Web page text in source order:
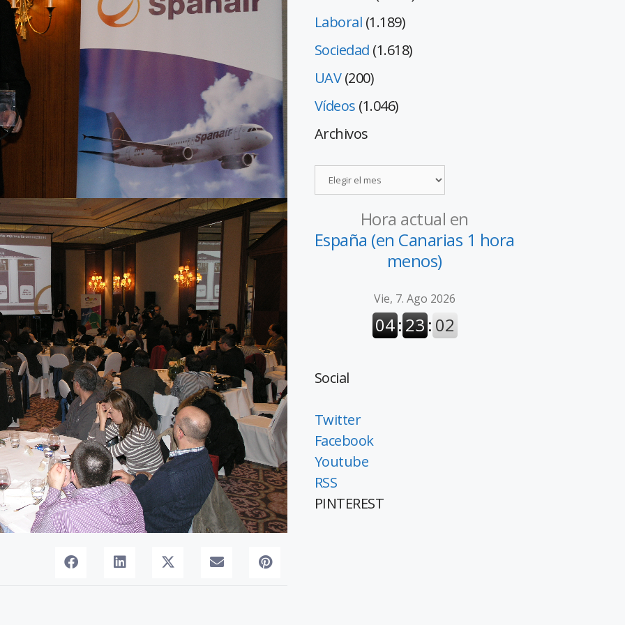
Laboral (1.189)
Sociedad (1.618)
UAV(200)
Vídeos (1.046)
Archivos
Hora actual en
España (en Canarias 1 hora
menos)
Social
Twitter
Facebook
Youtube
RSS
PINTEREST